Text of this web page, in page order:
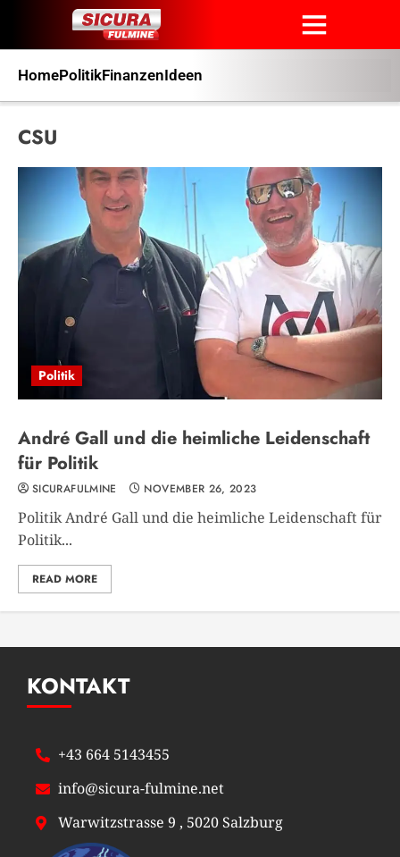
HomePolitikFinanzenIdeen
CSU
Politik
André Gall und die heimliche Leidenschaft
für Politik
SICURAFULMINE NOVEMBER 26, 2023
Politik André Gall und die heimliche Leidenschaft für
Politik...
READ MORE
KONTAKT
+43 664 5143455
info@sicura-fulmine.net
Warwitzstrasse 9 , 5020 Salzburg